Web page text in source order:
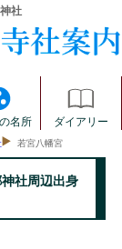
社
名所 ダイアリー
若宮八幡宮
社周辺出身